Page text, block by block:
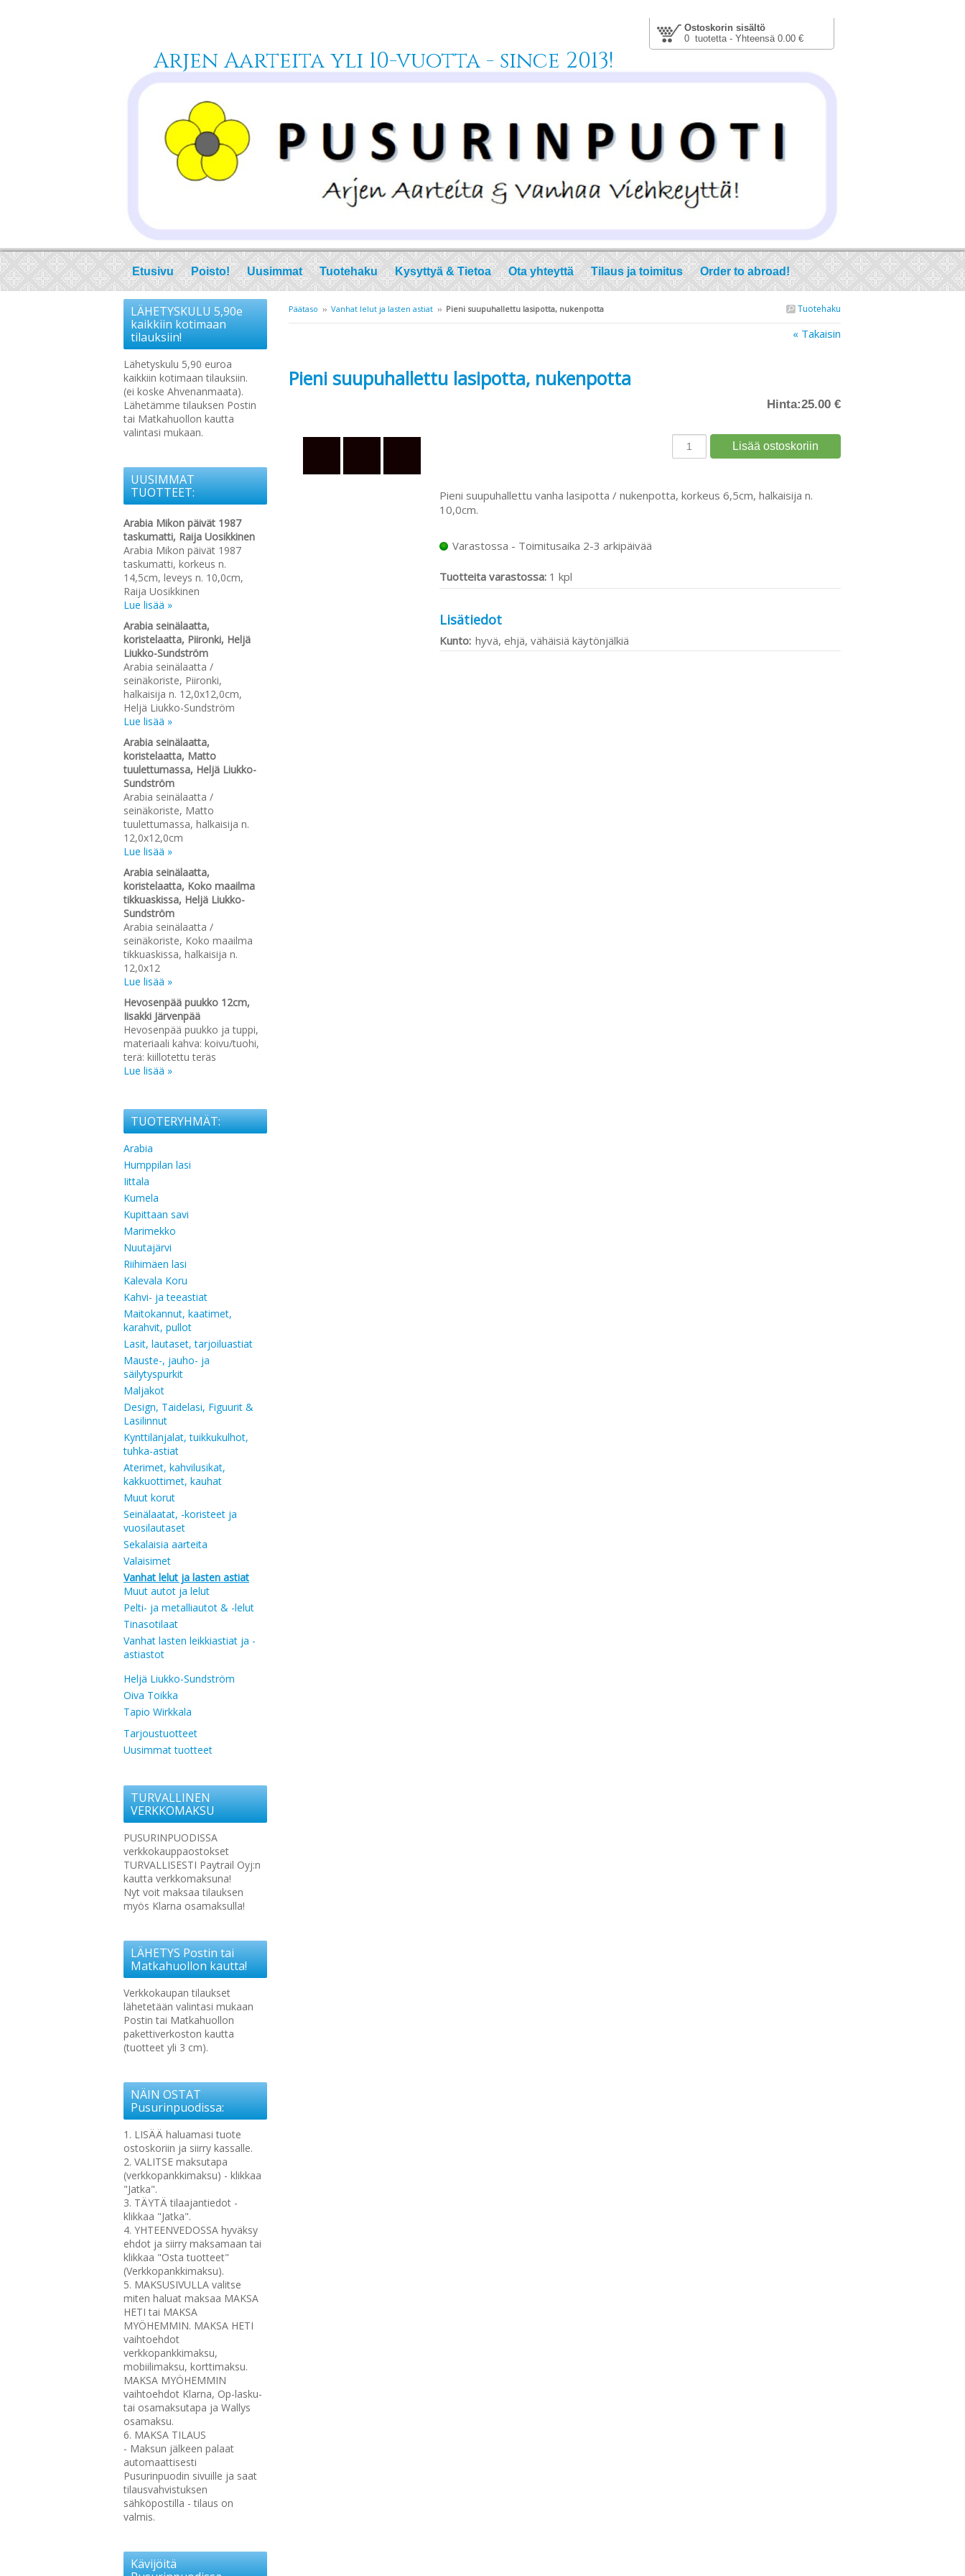
Ostoskorin sisältö
0 tuotetta - Yhteensä 0.00 €
Arjen Aarteita yli 10-vuotta - since 2013!
Etusivu Poisto! Uusimmat Tuotehaku Kysyttyä & Tietoa Ota yhteyttä Tilaus ja toimitus Order to abroad!
Tuotehaku
Päätaso ›› Vanhat lelut ja lasten astiat ›› Pieni suupuhallettu lasipotta, nukenpotta
« Takaisin
Pieni suupuhallettu lasipotta, nukenpotta
Hinta:25.00 €
Pieni suupuhallettu vanha lasipotta / nukenpotta, korkeus 6,5cm, halkaisija n.
10,0cm.
Varastossa - Toimitusaika 2-3 arkipäivää
Tuotteita varastossa: 1 kpl
Lisätiedot
Kunto: hyvä, ehjä, vähäisiä käytönjälkiä
LÄHETYSKULU 5,90e
kaikkiin kotimaan
tilauksiin!
Lähetyskulu 5,90 euroa
kaikkiin kotimaan tilauksiin.
(ei koske Ahvenanmaata).
Lähetämme tilauksen Postin
tai Matkahuollon kautta
valintasi mukaan.
UUSIMMAT
TUOTTEET:
Arabia Mikon päivät 1987
taskumatti, Raija Uosikkinen
Arabia Mikon päivät 1987
taskumatti, korkeus n.
14,5cm, leveys n. 10,0cm,
Raija Uosikkinen
Lue lisää »
Arabia seinälaatta,
koristelaatta, Piironki, Heljä
Liukko-Sundström
Arabia seinälaatta /
seinäkoriste, Piironki,
halkaisija n. 12,0x12,0cm,
Heljä Liukko-Sundström
Lue lisää »
Arabia seinälaatta,
koristelaatta, Matto
tuulettumassa, Heljä Liukko-
Sundström
Arabia seinälaatta /
seinäkoriste, Matto
tuulettumassa, halkaisija n.
12,0x12,0cm
Lue lisää »
Arabia seinälaatta,
koristelaatta, Koko maailma
tikkuaskissa, Heljä Liukko-
Sundström
Arabia seinälaatta /
seinäkoriste, Koko maailma
tikkuaskissa, halkaisija n.
12,0x12
Lue lisää »
Hevosenpää puukko 12cm,
Iisakki Järvenpää
Hevosenpää puukko ja tuppi,
materiaali kahva: koivu/tuohi,
terä: kiillotettu teräs
Lue lisää »
TUOTERYHMÄT:
Arabia
Humppilan lasi
Iittala
Kumela
Kupittaan savi
Marimekko
Nuutajärvi
Riihimäen lasi
Kalevala Koru
Kahvi- ja teeastiat
Maitokannut, kaatimet,
karahvit, pullot
Lasit, lautaset, tarjoiluastiat
Mauste-, jauho- ja
säilytyspurkit
Maljakot
Design, Taidelasi, Figuurit &
Lasilinnut
Kynttilänjalat, tuikkukulhot,
tuhka-astiat
Aterimet, kahvilusikat,
kakkuottimet, kauhat
Muut korut
Seinälaatat, -koristeet ja
vuosilautaset
Sekalaisia aarteita
Valaisimet
Vanhat lelut ja lasten astiat
Muut autot ja lelut
Pelti- ja metalliautot & -lelut
Tinasotilaat
Vanhat lasten leikkiastiat ja -
astiastot
Heljä Liukko-Sundström
Oiva Toikka
Tapio Wirkkala
Tarjoustuotteet
Uusimmat tuotteet
TURVALLINEN
VERKKOMAKSU
PUSURINPUODISSA
verkkokauppaostokset
TURVALLISESTI Paytrail Oyj:n
kautta verkkomaksuna!
Nyt voit maksaa tilauksen
myös Klarna osamaksulla!
LÄHETYS Postin tai
Matkahuollon kautta!
Verkkokaupan tilaukset
lähetetään valintasi mukaan
Postin tai Matkahuollon
pakettiverkoston kautta
(tuotteet yli 3 cm).
NÄIN OSTAT
Pusurinpuodissa:
1. LISÄÄ haluamasi tuote
ostoskoriin ja siirry kassalle.
2. VALITSE maksutapa
(verkkopankkimaksu) - klikkaa
"Jatka".
3. TÄYTÄ tilaajantiedot -
klikkaa "Jatka".
4. YHTEENVEDOSSA hyväksy
ehdot ja siirry maksamaan tai
klikkaa "Osta tuotteet"
(Verkkopankkimaksu).
5. MAKSUSIVULLA valitse
miten haluat maksaa MAKSA
HETI tai MAKSA
MYÖHEMMIN. MAKSA HETI
vaihtoehdot
verkkopankkimaksu,
mobiilimaksu, korttimaksu.
MAKSA MYÖHEMMIN
vaihtoehdot Klarna, Op-lasku-
tai osamaksutapa ja Wallys
osamaksu.
6. MAKSA TILAUS
- Maksun jälkeen palaat
automaattisesti
Pusurinpuodin sivuille ja saat
tilausvahvistuksen
sähköpostilla - tilaus on
valmis.
Kävijöitä